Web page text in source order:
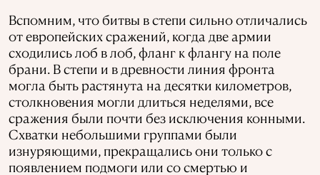
Вспомним, что битвы в степи сильно отличались
от европейских сражений, когда две армии
сходились лоб в лоб, фланг к флангу на поле
брани. В степи и в древности линия фронта
могла быть растянута на десятки километров,
столкновения могли длиться неделями, все
сражения были почти без исключения конными.
Схватки небольшими группами были
изнуряющими, прекращались они только с
появлением подмоги или со смертью и